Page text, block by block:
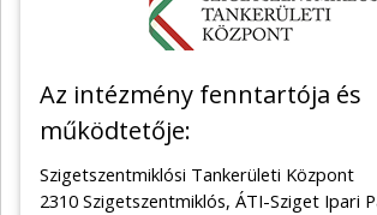
Az intézmény fenntartója és
működtetője:
Szigetszentmiklósi Tankerületi Központ
2310 Szigetszentmiklós, ÁTI-Sziget Ipari